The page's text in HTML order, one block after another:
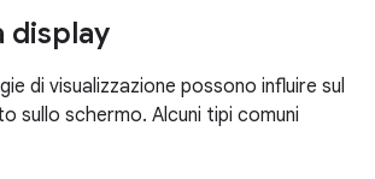
display
di visualizzazione possono influire sul
sullo schermo. Alcuni tipi comuni